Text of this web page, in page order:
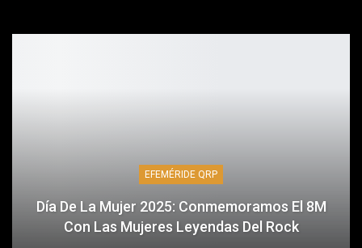
EFEMÉRIDE QRP
Día De La Mujer 2025: Conmemoramos El 8M
Con Las Mujeres Leyendas Del Rock